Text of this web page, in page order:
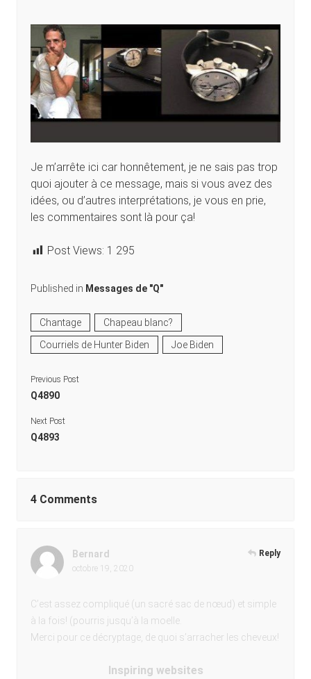
Je m’arrête ici car honnêtement, je ne sais pas trop
quoi ajouter à ce message, mais si vous avez des
idées, ou d’autres interprétations, je vous en prie,
les commentaires sont là pour ça!
Post Views: 1 295
Published in Messages de "Q"
Chantage
Chapeau blanc?
Courriels de Hunter Biden
Joe Biden
Previous Post
Q4890
Next Post
Q4893
4 Comments
Bernard
octobre 19, 2020
C’est assez compliqué (un sacré sac de nœud) et simple
à la fois! (pourris jusqu’à la moelle.
Merci pour ce décryptage, de quoi s’arracher les cheveux!
Inspiring websites
Reply